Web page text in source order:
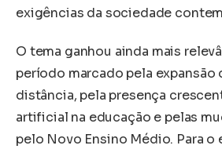
exigências da sociedade
O tema ganhou ainda mais
período marcado pela expansão
distância, pela presença
artificial na educação e pelas
pelo Novo Ensino Médio. Para o